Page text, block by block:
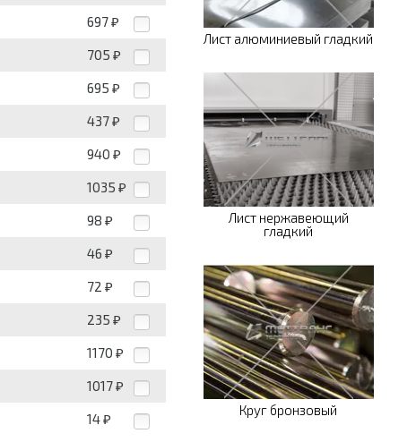
697 ₽
705 ₽
695 ₽
437 ₽
940 ₽
1035 ₽
98 ₽
46 ₽
72 ₽
235 ₽
1170 ₽
1017 ₽
14 ₽
Лист алюминиевый гладкий
Лист нержавеющий
гладкий
Круг бронзовый